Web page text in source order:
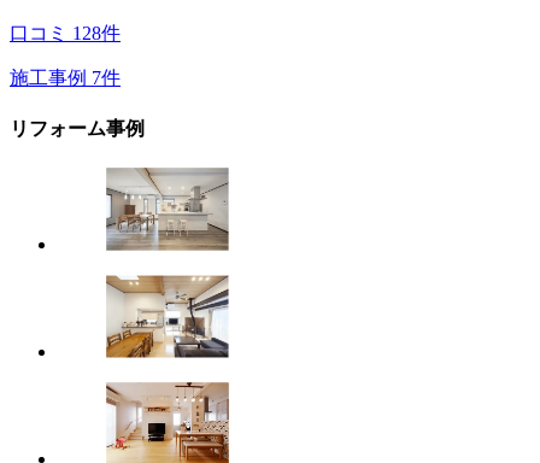
口コミ 128件
施工事例 7件
リフォーム事例